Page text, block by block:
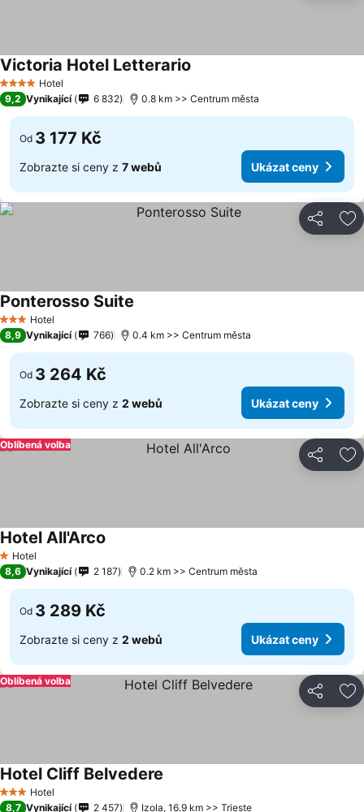
4 Počet hvězdiček
Hotel
Victoria Hotel Letterario
9,2 Vynikající 6 832 0.8 km >> Centrum města
Od 3 177 Kč
Zobrazte si ceny z 7 webů Ukázat ceny
Sdílet
3 Počet hvězdiček
Hotel
Ponterosso Suite
8,9 Vynikající 766 0.4 km >> Centrum města
Od 3 264 Kč
Zobrazte si ceny z 2 webů Ukázat ceny
Sdílet
Oblíbená volba
1 Počet hvězdiček
Hotel
Hotel All'Arco
8,6 Vynikající 2 187 0.2 km >> Centrum města
Od 3 289 Kč
Zobrazte si ceny z 2 webů Ukázat ceny
Sdílet
Oblíbená volba
3 Počet hvězdiček
Hotel
Hotel Cliff Belvedere
8,7 Vynikající 2 457 Izola, 16.9 km >> Trieste